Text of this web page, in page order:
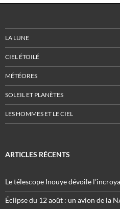
LA LUNE
CIEL ÉTOILÉ
MÉTÉORES
SOLEIL ET PLANÈTES
LES HOMMES ET LE CIEL
ARTICLES RÉCENTS
Le télescope Inouye dévoile
Éclipse du 12 août : un avion de la